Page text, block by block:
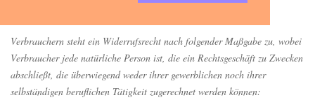
WIDERRUFSFORMULAR
Verbrauchern steht ein Widerrufsrecht nach folgender Maßgabe zu, wobei
Verbraucher jede natürliche Person ist, die ein Rechtsgeschäft zu Zwecken
abschließt, die überwiegend weder ihrer gewerblichen noch ihrer
selbständigen beruflichen Tätigkeit zugerechnet werden können: